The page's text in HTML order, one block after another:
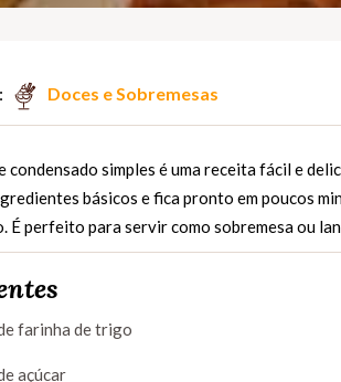
Doces e Sobremesas
condensado simples é uma receita fácil e
básicos e fica pronto em poucos
É perfeito para servir como sobremesa ou
farinha de trigo
açúcar